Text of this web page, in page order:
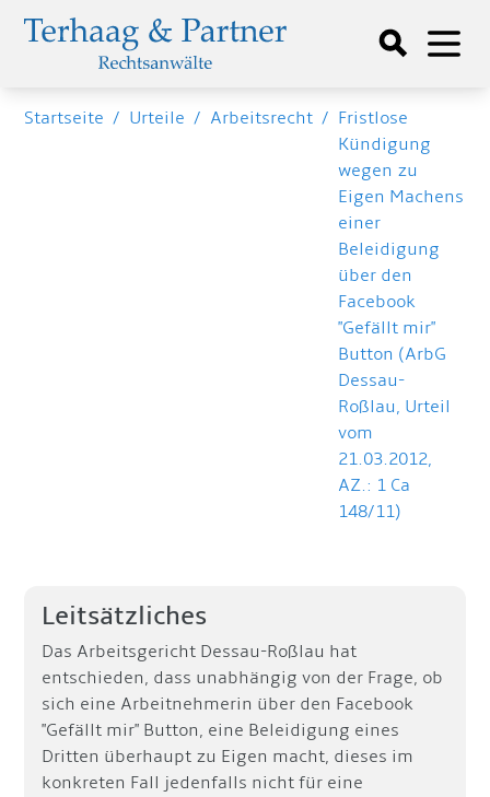
Startseite / Urteile / Arbeitsrecht / Fristlose
Kündigung
wegen zu
Eigen Machens
einer
Beleidigung
über den
Facebook
"Gefällt mir"
Button (ArbG
Dessau-
Roßlau, Urteil
vom
21.03.2012,
AZ.: 1 Ca
148/11)
Leitsätzliches
Das Arbeitsgericht Dessau-Roßlau hat
entschieden, dass unabhängig von der Frage, ob
sich eine Arbeitnehmerin über den Facebook
"Gefällt mir" Button, eine Beleidigung eines
Dritten überhaupt zu Eigen macht, dieses im
konkreten Fall jedenfalls nicht für eine